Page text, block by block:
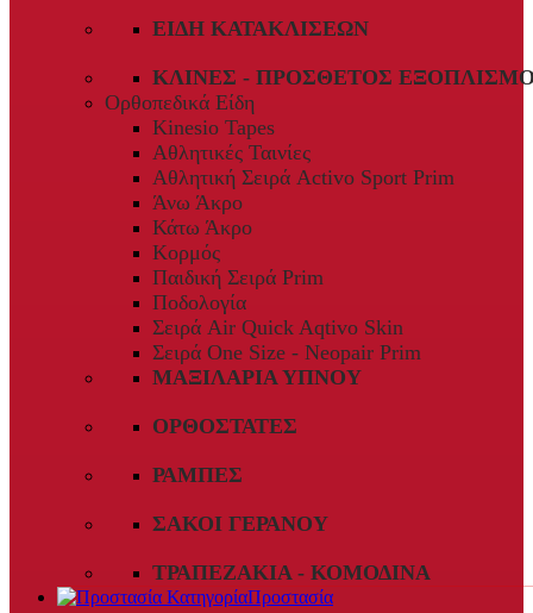
ΕΊΔΗ ΚΑΤΑΚΛΊΣΕΩΝ
ΚΛΊΝΕΣ - ΠΡΌΣΘΕΤΟΣ
Ορθοπεδικά Είδη
Kinesio Tapes
Αθλητικές Ταινίες
Αθλητική Σειρά Activo Sport Prim
Άνω Άκρο
Κάτω Άκρο
Κορμός
Παιδική Σειρά Prim
Ποδολογία
Σειρά Air Quick Aqtivo Skin
Σειρά One Size - Neopair Prim
ΜΑΞΙΛΆΡΙΑ ΎΠΝΟΥ
ΟΡΘΟΣΤΆΤΕΣ
ΡΆΜΠΕΣ
ΣΆΚΟΙ ΓΕΡΑΝΟΎ
ΤΡΑΠΕΖΆΚΙΑ - ΚΟΜΟΔΊΝΑ
Προστασία